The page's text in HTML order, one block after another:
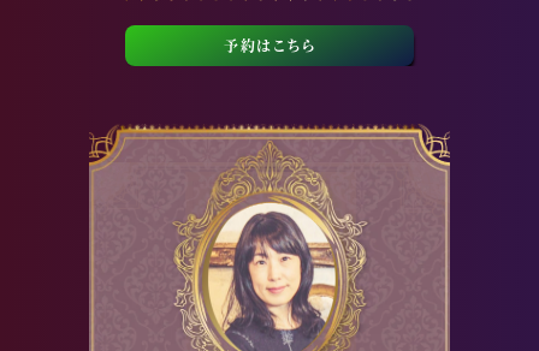
予約はこちら